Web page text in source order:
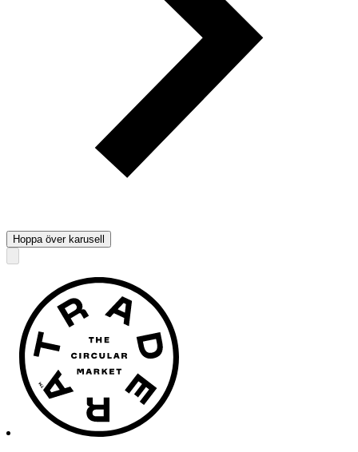
Hoppa över karusell